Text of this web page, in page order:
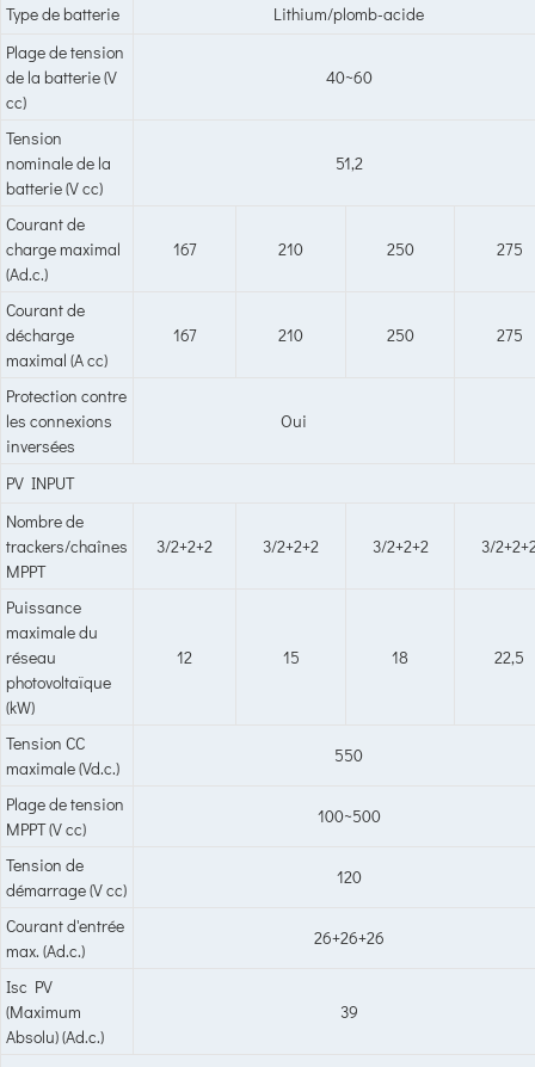
Type de batterie
Lithium/plomb-acide
Plage de tension
de la batterie (V
cc)
40~60
Tension
nominale de la
batterie (V cc)
51,2
Courant de
charge maximal
(Ad.c.)
167 210 250 275
Courant de
décharge
maximal (A cc)
167 210 250 275
Protection contre
les connexions
inversées
Oui
PV INPUT
Nombre de
trackers/chaînes
MPPT
3/2+2+2 3/2+2+2 3/2+2+2 3/
Puissance
maximale du
réseau
photovoltaïque
(kW)
12 15 18 22,5
Tension CC
maximale (Vd.c.)
550
Plage de tension
MPPT (V cc)
100~500
Tension de
démarrage (V cc)
120
Courant d'entrée
max. (Ad.c.)
26+26+26
Isc PV
(Maximum
Absolu) (Ad.c.)
39